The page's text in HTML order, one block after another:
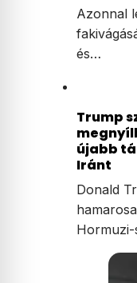
Azonnal
és…
Trump
újabb
Iránt
Donald